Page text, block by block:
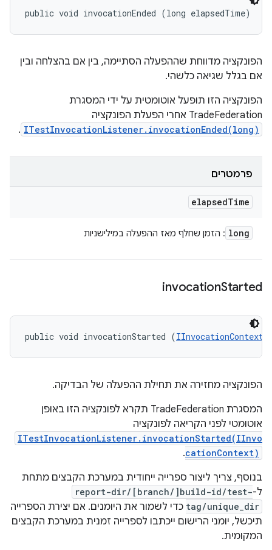
public void invocationEnded (long elapsedTime)
הפונקציה מדווחת שההפעלה הסתיימה, בין אם בהצלחה ובין
אם בגלל שגיאה כלשהי.
הפונקציה הזו תופעל אוטומטית על ידי המסגרת
TradeFederation אחרי הפעלת הפונקציה
ITestInvocationListener.invocationEnded(long)
.
פרמטרים
elapsedTime
long : הזמן שחלף מאז ההפעלה במילישניות
invocationStarted
public void invocationStarted (IInvocationContext
הפונקציה מחזירה את תחילת ההפעלה של הבדיקה.
המסגרת TradeFederation תקרא לפונקציה הזו באופן
אוטומטי לפני הקריאה לפונקציה
ITestInvocationListener.invocationStarted(IInvo
cationContext)
.
בנוסף, צריך ליצור ספרייה ייחודית במערכת הקבצים מתחת
ל-report-dir/[branch/]build-id/test-
tag/unique_dir כדי לשמור את היומנים. אם יצירת הספרייה
תיכשל, יומני הרישום ייכתבו לספרייה זמנית במערכת הקבצים
המקומית.